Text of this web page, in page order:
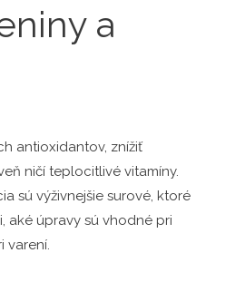
a
antioxidantov, znížiť
ničí teplocitlivé vitamíny.
sú výživnejšie surové, ktoré
aké úpravy sú vhodné pri
varení.